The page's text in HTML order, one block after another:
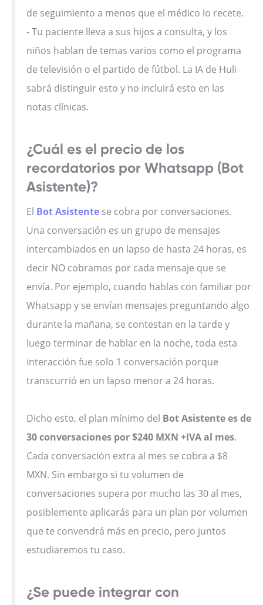
de seguimiento a menos que el médico lo recete.
- Tu paciente lleva a sus hijos a consulta, y los
niños hablan de temas varios como el programa
de televisión o el partido de fútbol. La IA de Huli
sabrá distinguir esto y no incluirá esto en las
notas clínicas.
¿Cuál es el precio de los
recordatorios por Whatsapp (Bot
Asistente)?
El Bot Asistente se cobra por conversaciones.
Una conversación es un grupo de mensajes
intercambiados en un lapso de hasta 24 horas, es
decir NO cobramos por cada mensaje que se
envía. Por ejemplo, cuando hablas con familiar por
Whatsapp y se envían mensajes preguntando algo
durante la mañana, se contestan en la tarde y
luego terminar de hablar en la noche, toda esta
interacción fue solo 1 conversación porque
transcurrió en un lapso menor a 24 horas.
Dicho esto, el plan mínimo del Bot Asistente es de
30 conversaciones por $240 MXN +IVA al mes.
Cada conversación extra al mes se cobra a $8
MXN. Sin embargo si tu volumen de
conversaciones supera por mucho las 30 al mes,
posiblemente aplicarás para un plan por volumen
que te convendrá más en precio, pero juntos
estudiaremos tu caso.
¿Se puede integrar con